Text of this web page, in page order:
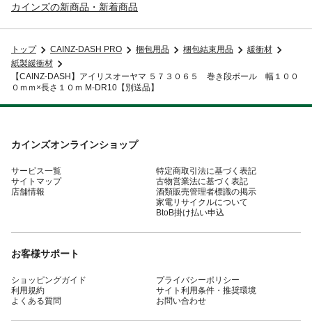
カインズの新商品・新着商品
トップ CAINZ-DASH PRO 梱包用品 梱包結束用品
緩衝材
紙製緩衝材
【CAINZ-DASH】アイリスオーヤマ ５７３０６５ 巻き段ボール 幅１００
０ｍｍ×長さ１０ｍ M-DR10【別送品】
カインズオンラインショップ
サービス一覧
サイトマップ
店舗情報
特定商取引法に基づく表記
古物営業法に基づく表記
酒類販売管理者標識の掲示
家電リサイクルについて
BtoB掛け払い申込
お客様サポート
ショッピングガイド
利用規約
よくある質問
プライバシーポリシー
サイト利用条件・推奨環境
お問い合わせ